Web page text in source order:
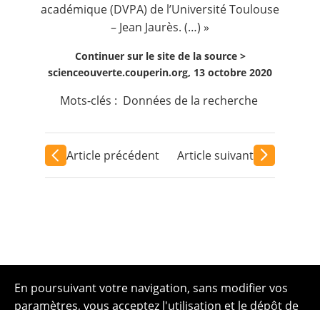
académique (DVPA) de l’Université Toulouse
– Jean Jaurès. (…) »
Continuer sur le site de la source >
scienceouverte.couperin.org, 13 octobre 2020
Mots-clés : Données de la recherche
Article précédent Article suivant
En poursuivant votre navigation, sans modifier vos
paramètres, vous acceptez l'utilisation et le dépôt de